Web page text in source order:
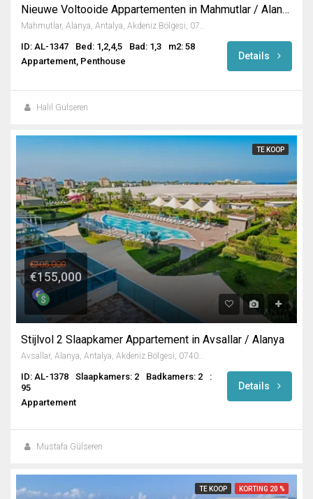
Nieuwe Voltooide Appartementen in Mahmutlar / Alanya
Mahmutlar, Alanya, Antalya, Akdeniz Bölgesi, 07450, Türkiye
ID: AL-1347 Bed: 1,2,4,5 Bad: 1,3
m2: 58
Appartement, Penthouse
Details
Halil Gülseren
TE KOOP
€206,000
€155,000
Stijlvol 2 Slaapkamer Appartement in Avsallar / Alanya
Avsallar, Alanya, Antalya, Akdeniz Bölgesi, 07407, Türkiye
ID: AL-1378 Slaapkamers: 2 Badkamers: 2
:
95
Appartement
Details
Mustafa Gülseren
TE KOOP KORTING 20 %